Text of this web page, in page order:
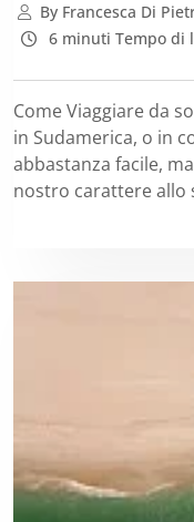
ByFrancesca Di
6 minuti Tempo di
Come Viaggiare da
in Sudamerica, o in
abbastanza facile,
nostro carattere allo